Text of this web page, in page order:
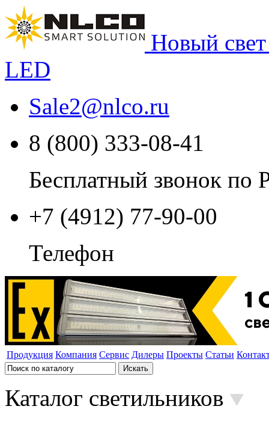
Новый
LED
Sale2@nlco.ru
8 (800) 333-08-41
Бесплатный звонок по
+7 (4912) 77-90-00
Телефон
Продукция Компания Сервис Дилеры Проекты Статьи
Каталог светильников